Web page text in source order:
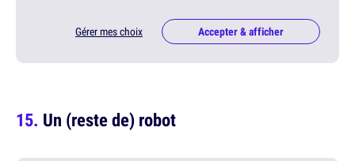
Gérer mes choix Accepter & afficher
Un (reste de) robot